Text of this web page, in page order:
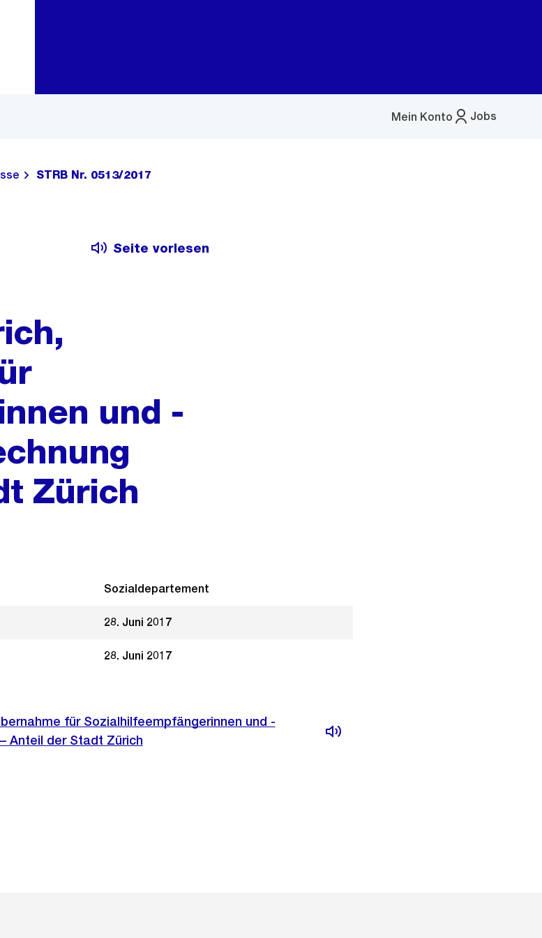
Jobs
Mein Konto
Menü
STRB Nr. 0513/2017
Seite vorlesen
und -
Zürich
Sozialdepartement
28. Juni 2017
28. Juni 2017
für Sozialhilfeempfängerinnen und -
Anteil der Stadt Zürich